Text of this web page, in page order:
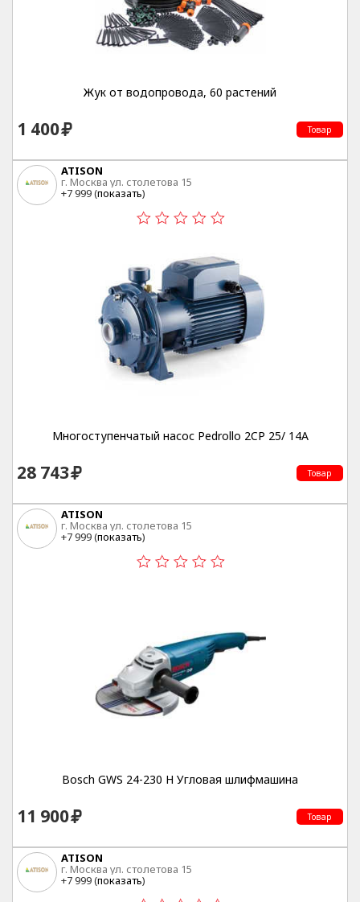
Жук от водопровода, 60 растений
1 400 Товар
ATISON
г. Москва ул. столетова 15
+7 999 (показать)
Многоступенчатый насос Pedrollo 2CP 25/ 14A
28 743 Товар
ATISON
г. Москва ул. столетова 15
+7 999 (показать)
Bosch GWS 24-230 H Угловая шлифмашина
11 900 Товар
ATISON
г. Москва ул. столетова 15
+7 999 (показать)